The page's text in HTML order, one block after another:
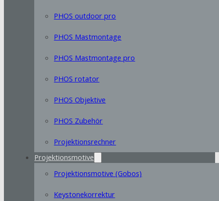
PHOS outdoor pro
PHOS Mastmontage
PHOS Mastmontage pro
PHOS rotator
PHOS Objektive
PHOS Zubehör
Projektionsrechner
Projektionsmotive
Projektionsmotive (Gobos)
Keystonekorrektur